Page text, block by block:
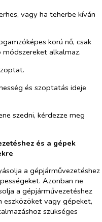
vagy ha teherbe kíván
korú nő, csak
alkalmaz.
és szoptatás ideje
szedni, kérdezze meg
és a gépek
a gépjárművezetéshez
Azonban ne
a gépjárművezetéshez
eszközöket vagy gépeket,
szükséges